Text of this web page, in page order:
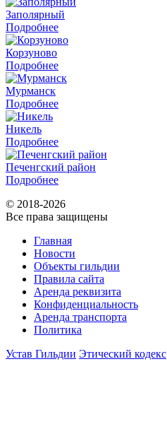
Заполярный
Подробнее
Корзуново
Подробнее
Мурманск
Подробнее
Никель
Подробнее
Печенгский район
Подробнее
© 2018-2026
Все права защищены
Главная
Новости
Объекты гильдии
Правила сайта
Аренда реквизита
Конфиденциальность
Аренда транспорта
Политика
Устав Гильдии Этический кодекс